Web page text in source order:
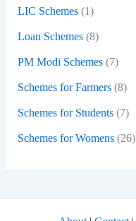
LIC Schemes(1)
Loan Schemes(8)
PM Modi Schemes(7)
Schemes for Farmers(8)
Schemes for Students(7)
Schemes for Womens(26)